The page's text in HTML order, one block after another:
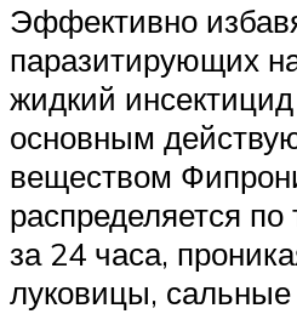
Эффективно
паразитирующих
жидкий
основным
веществом
распределяется по
за 24 часа,
луковицы,